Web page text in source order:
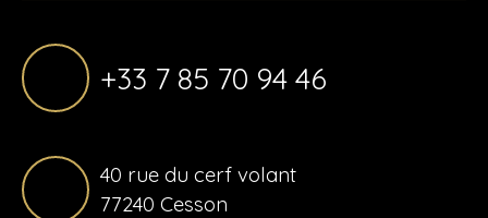
+33 7 85 70 94 46
40 rue du cerf volant
77240 Cesson